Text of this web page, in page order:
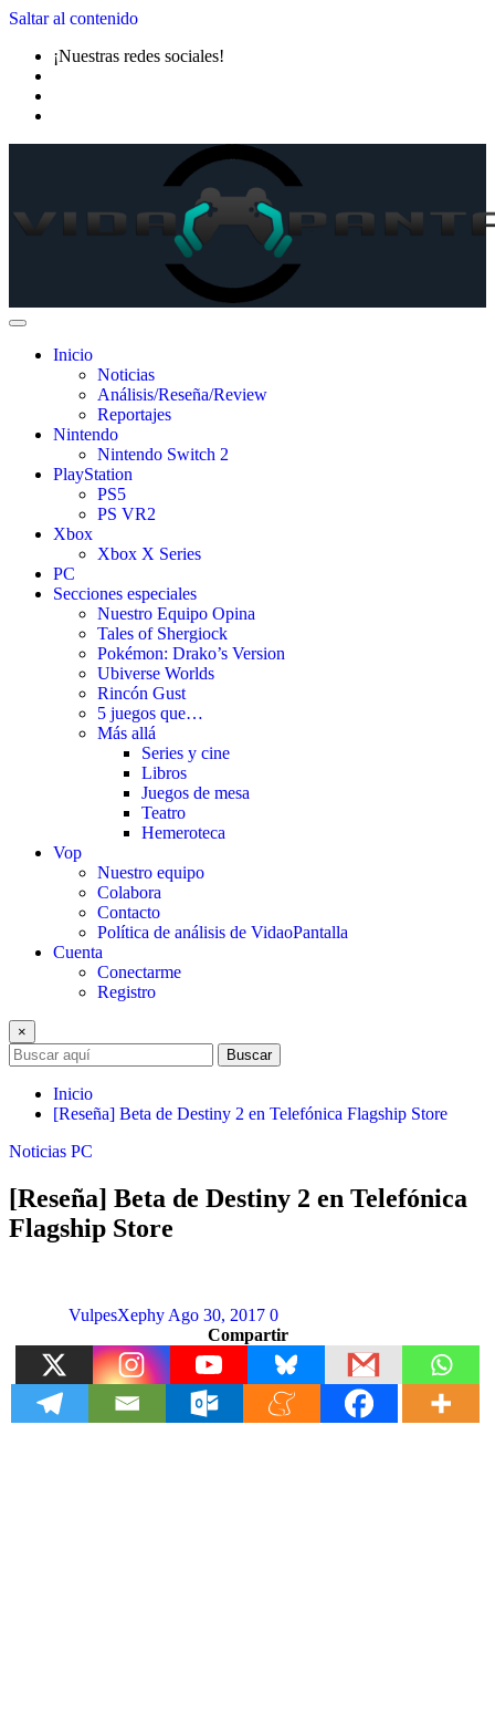
Saltar al contenido
¡Nuestras redes sociales!
Inicio
Noticias
Análisis/Reseña/Review
Reportajes
Nintendo
Nintendo Switch 2
PlayStation
PS5
PS VR2
Xbox
Xbox X Series
PC
Secciones especiales
Nuestro Equipo Opina
Tales of Shergiock
Pokémon: Drako’s Version
Ubiverse Worlds
Rincón Gust
5 juegos que…
Más allá
Series y cine
Libros
Juegos de mesa
Teatro
Hemeroteca
Vop
Nuestro equipo
Colabora
Contacto
Política de análisis de VidaoPantalla
Cuenta
Conectarme
Registro
×
Buscar
Inicio
[Reseña] Beta de Destiny 2 en Telefónica Flagship Store
Noticias PC
[Reseña] Beta de Destiny 2 en Telefónica
Flagship Store
VulpesXephy Ago 30, 2017 0
Compartir